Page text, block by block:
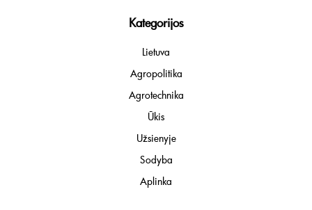
Kategorijos
Lietuva
Agropolitika
Agrotechnika
Ūkis
Užsienyje
Sodyba
Aplinka